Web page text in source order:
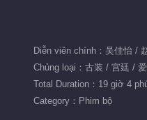
Chủng loại：古装 / 宫廷 /
Total Duration：19 giờ 4
Category：Phim bộ